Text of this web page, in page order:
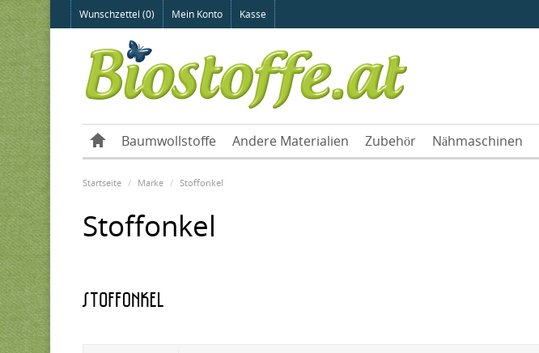
Wunschzettel (0) Mein Konto Kasse
Baumwollstoffe Andere Materialien Zubehör Nähmaschinen
Startseite Marke Stoffonkel
Stoffonkel